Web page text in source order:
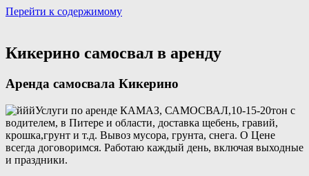
Перейти к содержимому
Кикерино самосвал в аренду
Аренда самосвала Кикерино
Услуги по аренде КАМАЗ, САМОСВАЛ,10-15-20тон с
водителем, в Питере и области, доставка щебень, гравий,
крошка,грунт и т.д. Вывоз мусора, грунта, снега. О Цене
всегда договоримся. Работаю каждый день, включая выходные
и праздники.